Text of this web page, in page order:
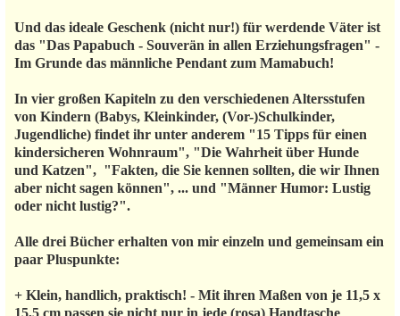
Und das ideale Geschenk (nicht nur!) für werdende Väter ist
das "Das Papabuch - Souverän in allen Erziehungsfragen" -
Im Grunde das männliche Pendant zum Mamabuch!
In vier großen Kapiteln zu den verschiedenen Altersstufen
von Kindern (Babys, Kleinkinder, (Vor-)Schulkinder,
Jugendliche) findet ihr unter anderem "15 Tipps für einen
kindersicheren Wohnraum", "Die Wahrheit über Hunde
und Katzen", "Fakten, die Sie kennen sollten, die wir Ihnen
aber nicht sagen können", ... und "Männer Humor: Lustig
oder nicht lustig?".
Alle drei Bücher erhalten von mir einzeln und gemeinsam ein
paar Pluspunkte:
+ Klein, handlich, praktisch! - Mit ihren Maßen von je 11,5 x
15,5 cm passen sie nicht nur in jede (rosa) Handtasche